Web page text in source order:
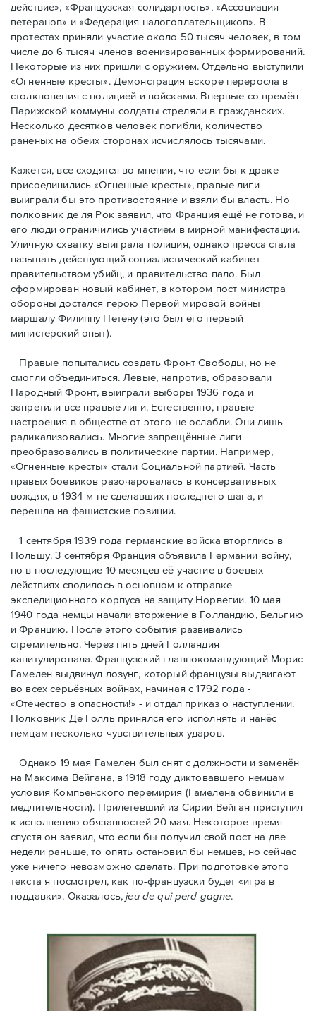
действие», «Французская солидарность», «Ассоциация
ветеранов» и «Федерация налогоплательщиков». В
протестах приняли участие около 50 тысяч человек, в том
числе до 6 тысяч членов военизированных формирований.
Некоторые из них пришли с оружием. Отдельно выступили
«Огненные кресты». Демонстрация вскоре переросла в
столкновения с полицией и войсками. Впервые со времён
Парижской коммуны солдаты стреляли в гражданских.
Несколько десятков человек погибли, количество
раненых на обеих сторонах исчислялось тысячами.
Кажется, все сходятся во мнении, что если бы к драке
присоединились «Огненные кресты», правые лиги
выиграли бы это противостояние и взяли бы власть. Но
полковник де ля Рок заявил, что Франция ещё не готова, и
его люди ограничились участием в мирной манифестации.
Уличную схватку выиграла полиция, однако пресса стала
называть действующий социалистический кабинет
правительством убийц, и правительство пало. Был
сформирован новый кабинет, в котором пост министра
обороны достался герою Первой мировой войны
маршалу Филиппу Петену (это был его первый
министерский опыт).
Правые пoпытались создать Фронт Свободы, но не
смогли объединиться. Левые, напротив, образовали
Народный Фронт, выиграли выборы 1936 года и
запретили все правые лиги. Естественно, правые
настроения в обществе от этого не ослабли. Они лишь
радикализовались. Многие запрещённые лиги
преобразовались в политические партии. Например,
«Огненные кресты» стали Социальной партией. Часть
правых боевиков разочаровалась в консервативных
вождях, в 1934-м не сделавших последнего шага, и
перешла на фашистские позиции.
1 сентября 1939 года германские войска вторглись в
Польшу. 3 сентября Франция объявила Германии войну,
но в последующие 10 месяцев её участие в боевых
действиях сводилось в основном к отправке
экспедиционного корпуса на защиту Норвегии. 10 мая
1940 года немцы начали вторжение в Голландию, Бельгию
и Францию. После этого события развивались
стремительно. Через пять дней Голландия
капитулировала. Французский главнокомандующий Морис
Гамелен выдвинул лозунг, который французы выдвигают
во всех серьёзных войнах, начиная с 1792 года -
«Отечество в опасности!» - и отдал приказ о наступлении.
Полковник Дe Голль принялся его исполнять и нанёс
немцам несколько чувствительных ударов.
Однако 19 мая Гамелен был снят с должности и заменён
на Максима Вейгана, в 1918 году диктовавшего немцам
условия Компьенского перемирия (Гамелена обвинили в
медлительности). Прилетевший из Сирии Вейган приступил
к исполнению обязанностей 20 мая. Hекоторое время
спустя oн заявил, что если бы получил свой пост на две
недели раньше, то опять остановил бы немцев, но сейчас
уже ничего невозможно сделать. При подготовке этого
текста я посмотрел, как по-французски будет «игра в
поддавки». Оказалось,jeu de qui perd gagne.